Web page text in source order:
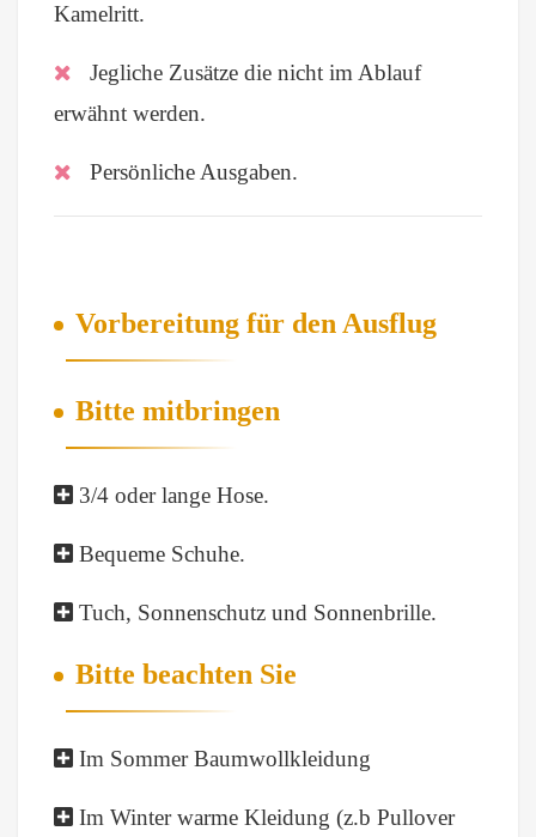
Kamelritt.
Jegliche Zusätze die nicht im Ablauf
erwähnt werden.
Persönliche Ausgaben.
Vorbereitung für den Ausflug
Bitte mitbringen
3/4 oder lange Hose.
Bequeme Schuhe.
Tuch, Sonnenschutz und Sonnenbrille.
Bitte beachten Sie
Im Sommer Baumwollkleidung
Im Winter warme Kleidung (z.b Pullover